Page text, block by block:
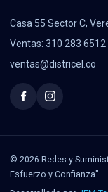
Casa 55 Sector C,
Ventas: 310 283 6512
ventas@districel.co
© 2026 Redes y
Esfuerzo y Confianza"